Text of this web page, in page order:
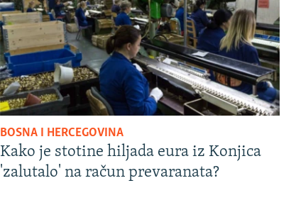
BOSNA I HERCEGOVINA
Kako je stotine hiljada eura iz Konjica
'zalutalo' na račun prevaranata?